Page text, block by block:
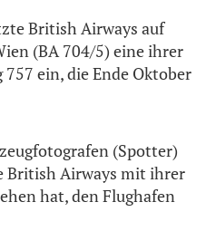
British Airways auf
(BA 704/5) eine ihrer
ein, die Ende Oktober
(Spotter)
British Airways mit ihrer
hat, den Flughafen